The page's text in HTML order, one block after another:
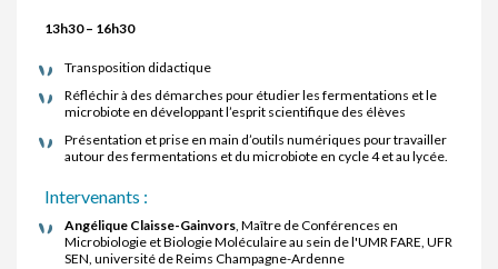
13h30 – 16h30
Transposition didactique
Réfléchir à des démarches pour étudier les fermentations et le
microbiote en développant l’esprit scientifique des élèves
Présentation et prise en main d’outils numériques pour travailler
autour des fermentations et du microbiote en cycle 4 et au lycée.
Intervenants :
Angélique Claisse-Gainvors, Maître de Conférences en
Microbiologie et Biologie Moléculaire au sein de l'UMR FARE, UFR
SEN, université de Reims Champagne-Ardenne